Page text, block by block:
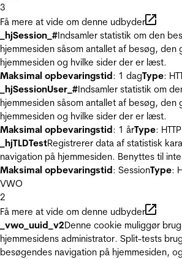
3
Få mere at vide om denne udbyder
_hjSession_#Indsamler statistik om den
hjemmesiden såsom antallet af besøg, den
hjemmesiden og hvilke sider der er læst.
Maksimal opbevaringstid: 1 dagType:
_hjSessionUser_#Indsamler statistik om
hjemmesiden såsom antallet af besøg, den
hjemmesiden og hvilke sider der er læst.
Maksimal opbevaringstid: 1 årType:
_hjTLDTestRegistrerer data af statistisk
navigation på hjemmesiden. Benyttes til
Maksimal opbevaringstid: SessionType:
VWO
2
Få mere at vide om denne udbyder
_vwo_uuid_v2Denne cookie muliggør
hjemmesidens administrator. Split-tests
besøgendes navigation på hjemmesiden,